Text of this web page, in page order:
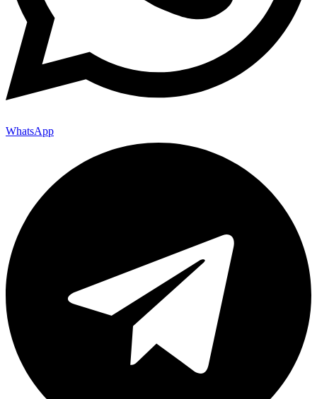
WhatsApp